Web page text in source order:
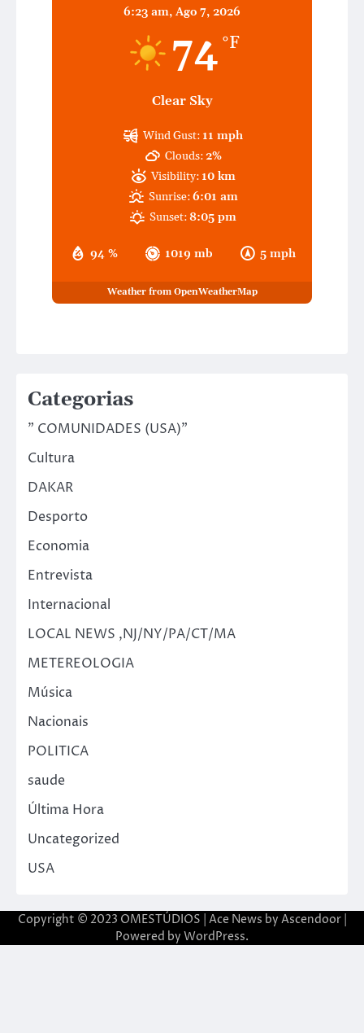
6:23 am, Ago 7, 2026
74 °F
Clear Sky
94 % 1019 mb 5 mph
Wind Gust: 11 mph
Clouds:2%
Visibility: 10 km
Sunrise:6:01 am
Sunset:8:05 pm
Weather from OpenWeatherMap
Categorias
" COMUNIDADES (USA)"
Cultura
DAKAR
Desporto
Economia
Entrevista
Internacional
LOCAL NEWS ,NJ/NY/PA/CT/MA
METEREOLOGIA
Música
Nacionais
POLITICA
saude
Última Hora
Uncategorized
USA
Copyright © 2023 OMESTÚDIOS | Ace News by Ascendoor|
Powered by WordPress.